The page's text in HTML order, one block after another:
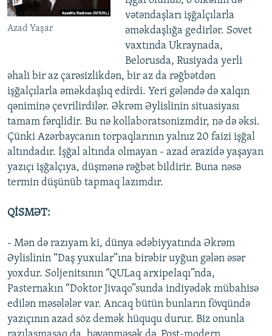
Azad Yaşar
vətəndaşları işğalçılarla
əməkdaşlığa gedirlər. Sovet
vaxtında Ukraynada,
Belorusda, Rusiyada yerli
əhali bir az çarəsizlikdən, bir az da rəğbətdən
işğalçılarla əməkdaşlıq edirdi. Yeri gələndə də xalqın
qəniminə çevrilirdilər. Əkrəm Əylislinin situasiyası
tamam fərqlidir. Bu nə kollaboratsonizmdir, nə də əksi.
Çünki Azərbaycanın torpaqlarının yalnız 20 faizi işğal
altındadır. İşğal altında olmayan - azad ərazidə yaşayan
yazıçı işğalçıya, düşmənə rəğbət bildirir. Buna nəsə
termin düşünüb tapmaq lazımdır.
QİSMƏT:
- Mən də razıyam ki, dünya ədəbiyyatında Əkrəm
Əylislinin “Daş yuxular”ına birəbir uyğun gələn əsər
yoxdur. Soljenitsının “QULaq arxipelaqı”nda,
Pasternakın “Doktor Jivaqo”sunda indiyədək mübahisə
edilən məsələlər var. Ancaq bütün bunların fövqündə
yazıçının azad söz demək hüququ durur. Biz onunla